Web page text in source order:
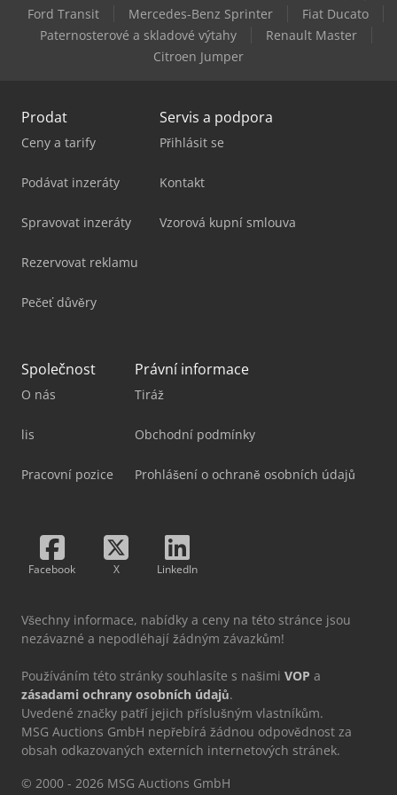
Mazak Vtc-800/30Sr
Ford Transit
Mercedes-Benz Sprinter
Fiat Ducato
Paternosterové a skladové výtahy
Renault Master
Citroen Jumper
Prodat
Ceny a tarify
Podávat inzeráty
Spravovat inzeráty
Rezervovat reklamu
Pečeť důvěry
Servis a podpora
Přihlásit se
Kontakt
Vzorová kupní smlouva
Společnost
O nás
lis
Pracovní pozice
Právní informace
Tiráž
Obchodní podmínky
Prohlášení o ochraně osobních údajů
Facebook X LinkedIn
Všechny informace, nabídky a ceny na této stránce jsou
nezávazné a nepodléhají žádným závazkům!
Používáním této stránky souhlasíte s našimi VOP a
zásadami ochrany osobních údajů.
Uvedené značky patří jejich příslušným vlastníkům.
MSG Auctions GmbH nepřebírá žádnou odpovědnost za
obsah odkazovaných externích internetových stránek.
© 2000 - 2026 MSG Auctions GmbH